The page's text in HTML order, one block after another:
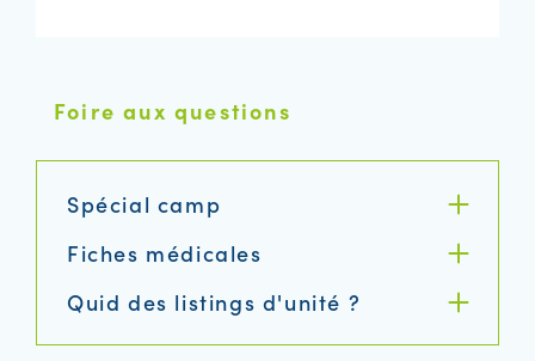
Foire aux questions
Spécial camp
Fiches médicales
Quid des listings d'unité ?